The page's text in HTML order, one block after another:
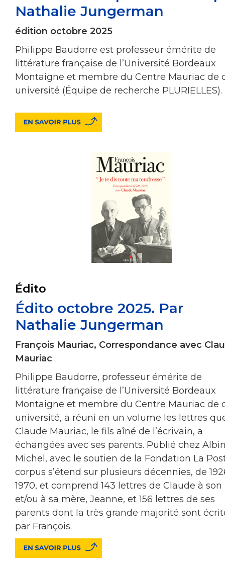
Nathalie Jungerman
édition octobre 2025
Philippe Baudorre est professeur émérite de
littérature française de l’Université Bordeaux
Montaigne et membre du Centre Mauriac de
université (Équipe de recherche PLURIELLES).
Édito
Édito octobre 2025. Par
Nathalie Jungerman
François Mauriac, Correspondance avec
Mauriac
Philippe Baudorre, professeur émérite de
littérature française de l’Université Bordeaux
Montaigne et membre du Centre Mauriac de
université, a réuni en un volume les lettres
Claude Mauriac, le fils aîné de l’écrivain, a
échangées avec ses parents. Publié chez
Michel, avec le soutien de la Fondation La
corpus s’étend sur plusieurs décennies, de
1970, et comprend 143 lettres de Claude à son
et/ou à sa mère, Jeanne, et 156 lettres de ses
parents dont la très grande majorité sont
par François.